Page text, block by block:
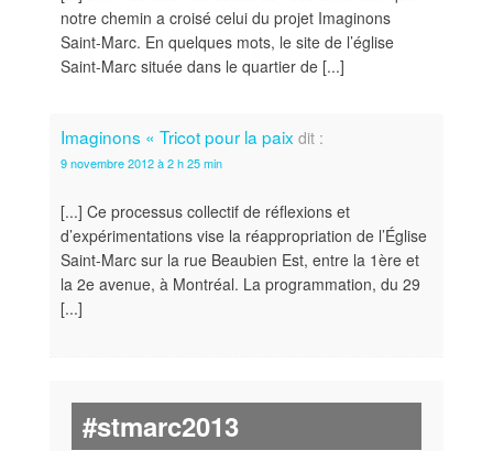
notre chemin a croisé celui du projet Imaginons
Saint-Marc. En quelques mots, le site de l’église
Saint-Marc située dans le quartier de [...]
Imaginons « Tricot pour la paix dit :
9 novembre 2012 à 2 h 25 min
[...] Ce processus collectif de réflexions et
d’expérimentations vise la réappropriation de l’Église
Saint-Marc sur la rue Beaubien Est, entre la 1ère et
la 2e avenue, à Montréal. La programmation, du 29
[...]
#stmarc2013